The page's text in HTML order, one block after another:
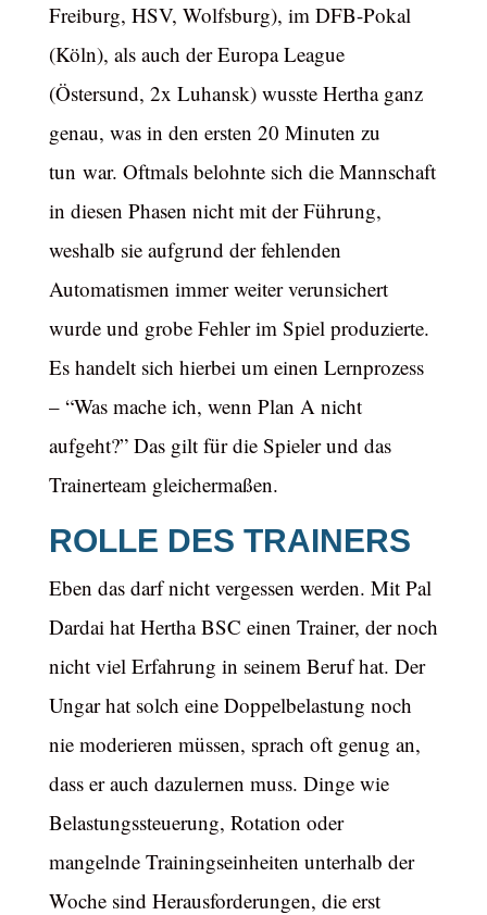
Freiburg, HSV, Wolfsburg), im DFB-Pokal
(Köln), als auch der Europa League
(Östersund, 2x Luhansk) wusste Hertha ganz
genau, was in den ersten 20 Minuten zu
tun war. Oftmals belohnte sich die Mannschaft
in diesen Phasen nicht mit der Führung,
weshalb sie aufgrund der fehlenden
Automatismen immer weiter verunsichert
wurde und grobe Fehler im Spiel produzierte.
Es handelt sich hierbei um einen Lernprozess
– “Was mache ich, wenn Plan A nicht
aufgeht?” Das gilt für die Spieler und das
Trainerteam gleichermaßen.
ROLLE DES TRAINERS
Eben das darf nicht vergessen werden. Mit Pal
Dardai hat Hertha BSC einen Trainer, der noch
nicht viel Erfahrung in seinem Beruf hat. Der
Ungar hat solch eine Doppelbelastung noch
nie moderieren müssen, sprach oft genug an,
dass er auch dazulernen muss. Dinge wie
Belastungssteuerung, Rotation oder
mangelnde Trainingseinheiten unterhalb der
Woche sind Herausforderungen, die erst